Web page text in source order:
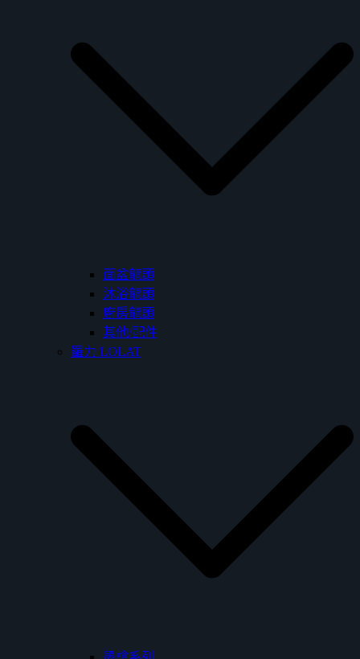
面盆龍頭
沐浴龍頭
廚房龍頭
其他/配件
羅力 LOLAT